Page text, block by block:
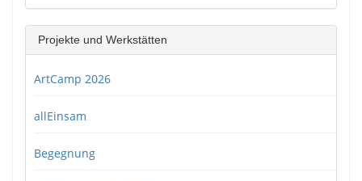
Projekte und Werkstätten
ArtCamp 2026
allEinsam
Begegnung